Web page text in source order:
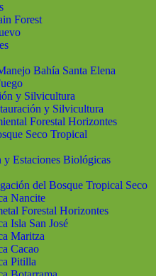
Forest
Bahía Santa Elena
y Silvicultura
y Silvicultura
Forestal Horizontes
Seco Tropical
Estaciones Biológicas
del Bosque Tropical Seco
Nancite
Forestal Horizontes
Isla San José
Maritza
Cacao
Pitilla